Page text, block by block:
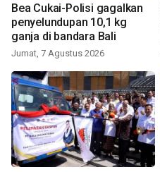
Bea Cukai-Polisi gagalkan
penyelundupan 10,1 kg
ganja di bandara Bali
Jumat, 7 Agustus 2026